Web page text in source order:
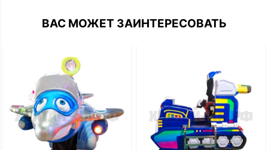
ВАС МОЖЕТ ЗАИНТЕРЕСОВАТЬ